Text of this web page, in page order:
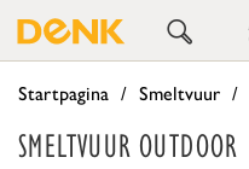
Startpagina Smeltvuur
SMELTVUUR OUTDOOR